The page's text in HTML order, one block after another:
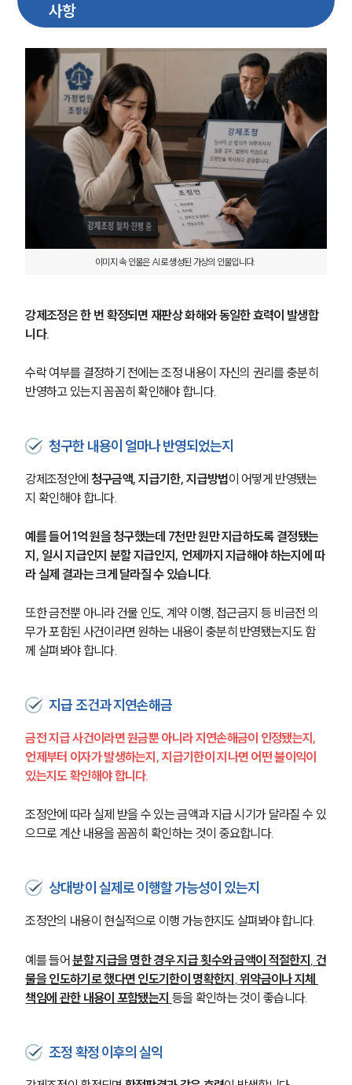
사항
이미지 속 인물은 AI로 생성된 가상의 인물입니다.
강제조정은 한 번 확정되면 재판상 화해와 동일한 효력이 발생합
니다.
수락 여부를 결정하기 전에는 조정 내용이 자신의 권리를 충분히
반영하고 있는지 꼼꼼히 확인해야 합니다.
청구한 내용이 얼마나 반영되었는지
강제조정안에 청구금액, 지급기한, 지급방법이 어떻게 반영됐는
지 확인해야 합니다.
예를 들어 1억 원을 청구했는데 7천만 원만 지급하도록 결정됐는
지, 일시 지급인지 분할 지급인지, 언제까지 지급해야 하는지에 따
라 실제 결과는 크게 달라질 수 있습니다.
또한 금전뿐 아니라 건물 인도, 계약 이행, 접근금지 등 비금전 의
무가 포함된 사건이라면 원하는 내용이 충분히 반영됐는지도 함
께 살펴봐야 합니다.
지급 조건과 지연손해금
금전 지급 사건이라면 원금뿐 아니라 지연손해금이 인정됐는지,
언제부터 이자가 발생하는지, 지급기한이 지나면 어떤 불이익이
있는지도 확인해야 합니다.
조정안에 따라 실제 받을 수 있는 금액과 지급 시기가 달라질 수 있
으므로 계산 내용을 꼼꼼히 확인하는 것이 중요합니다.
상대방이 실제로 이행할 가능성이 있는지
조정안의 내용이 현실적으로 이행 가능한지도 살펴봐야 합니다.
예를 들어 분할 지급을 명한 경우 지급 횟수와 금액이 적절한지 , 건
물을 인도하기로 했다면 인도기한이 명확한지 , 위약금이나 지체
책임에 관한 내용이 포함됐는지 등을 확인하는 것이 좋습니다.
조정 확정 이후의 실익